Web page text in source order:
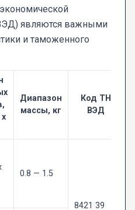
являются важными
и таможенного
Диапазон
массы, кг
Код ТН
ВЭД
0.8 — 1.5
8421 39